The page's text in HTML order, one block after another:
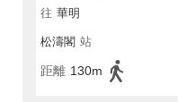
往 華明
松濤閣 站
距離 130m